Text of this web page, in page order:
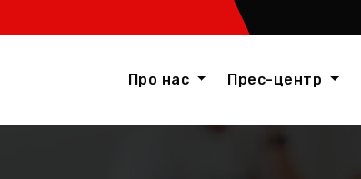
Про нас Прес-центр